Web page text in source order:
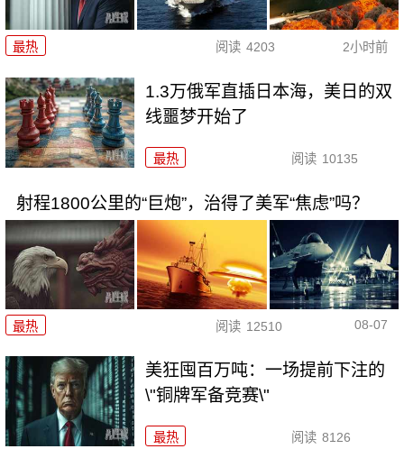
最热 阅读 4203 2小时前
1.3万俄军直插日本海，美日的双
线噩梦开始了
最热 阅读 10135
射程1800公里的“巨炮”，治得了美军“焦虑”吗？
最热 阅读 12510 08-07
美狂囤百万吨：一场提前下注的
\"铜牌军备竞赛\"
最热 阅读 8126